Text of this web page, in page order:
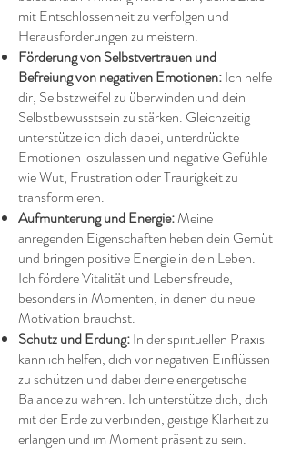
mit Entschlossenheit zu verfolgen und
Herausforderungen zu meistern.
Förderung von Selbstvertrauen und
Befreiung von negativen Emotionen:Ich helfe
dir, Selbstzweifel zu überwinden und dein
Selbstbewusstsein zu stärken. Gleichzeitig
unterstütze ich dich dabei, unterdrückte
Emotionen loszulassen und negative Gefühle
wie Wut, Frustration oder Traurigkeit zu
transformieren.
Aufmunterung und Energie:Meine
anregenden Eigenschaften heben dein Gemüt
und bringen positive Energie in dein Leben.
Ich fördere Vitalität und Lebensfreude,
besonders in Momenten, in denen du neue
Motivation brauchst.
Schutz und Erdung:In der spirituellen Praxis
kann ich helfen, dich vor negativen Einflüssen
zu schützen und dabei deine energetische
Balance zu wahren. Ich unterstütze dich, dich
mit der Erde zu verbinden, geistige Klarheit zu
erlangen und im Moment präsent zu sein.